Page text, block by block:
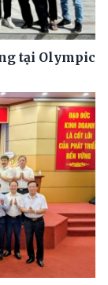
tại Olympic